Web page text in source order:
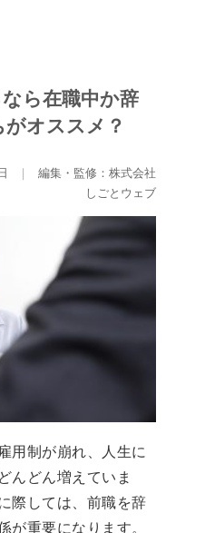
ら在職中か辞
オススメ？
編集・監修：株式会社
しごとウェブ
用制が崩れ、人生に
んどん増えていま
際しては、前職を辞
が重要になります。